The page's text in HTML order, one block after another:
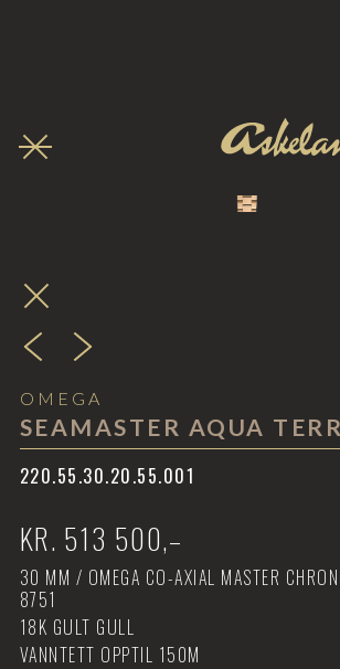
OMEGA
SEAMASTER AQUA
220.55.30.20.55.001
KR. 513 500,–
30 MM / OMEGA CO-AXIAL MASTER
8751
18K GULT GULL
VANNTETT OPPTIL 150M